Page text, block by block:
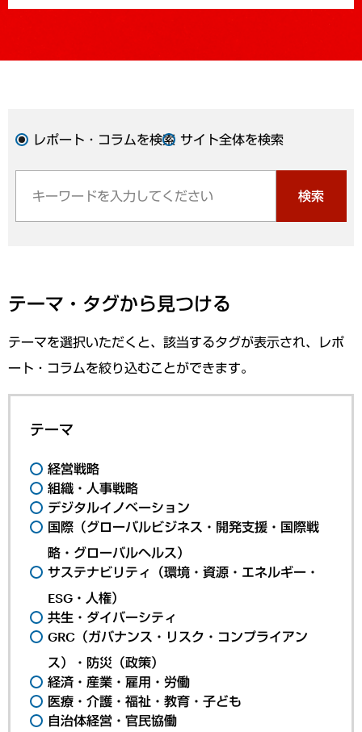
レポート・コラムを検索 サイト全体を検索
検索
テーマ・タグから見つける
テーマを選択いただくと、該当するタグが表示され、レポ
ート・コラムを絞り込むことができます。
テーマ
経営戦略
組織・人事戦略
デジタルイノベーション
国際（グローバルビジネス・開発支援・国際戦
略・グローバルヘルス）
サステナビリティ（環境・資源・エネルギー・
ESG・人権）
共生・ダイバーシティ
GRC（ガバナンス・リスク・コンプライアン
ス）・防災（政策）
経済・産業・雇用・労働
医療・介護・福祉・教育・子ども
自治体経営・官民協働